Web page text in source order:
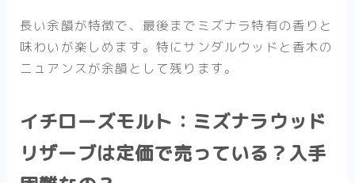
長い余韻が特徴で、最後までミズナラ特有の香りと
味わいが楽しめます。特にサンダルウッドと香木の
ニュアンスが余韻として残ります。
イチローズモルト：ミズナラウッド
リザーブは定価で売っている？入手